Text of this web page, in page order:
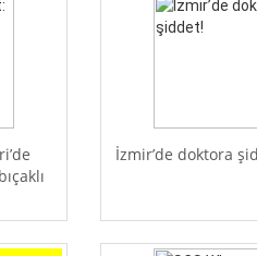
İzmir’de doktora